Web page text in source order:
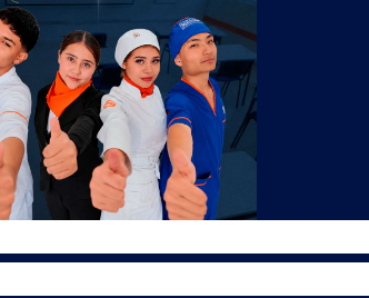
PODRÉ TRABAJAR?
de Diseño y Publicidad.